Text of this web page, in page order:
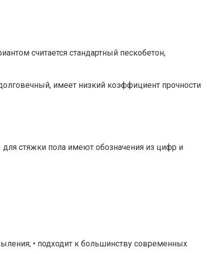
считается стандартный пескобетон,
имеет низкий коэффициент прочности
стяжки пола имеют обозначения из цифр и
• подходит к большинству современных